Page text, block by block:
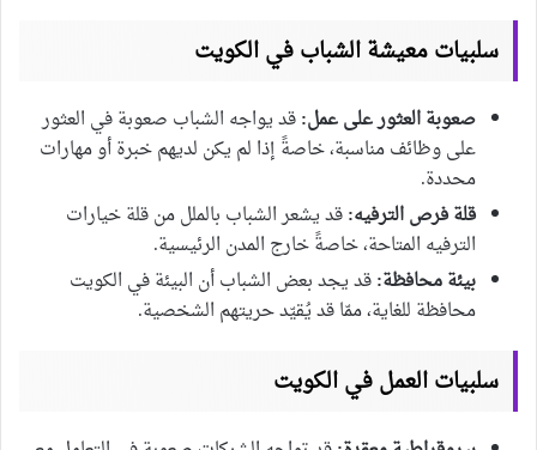
سلبيات معيشة الشباب في الكويت
صعوبة العثور على عمل:قد يواجه الشباب صعوبة في العثور
على وظائف مناسبة، خاصةً إذا لم يكن لديهم خبرة أو مهارات
محددة.
قلة فرص الترفيه:قد يشعر الشباب بالملل من قلة خيارات
الترفيه المتاحة، خاصةً خارج المدن الرئيسية.
بيئة محافظة:قد يجد بعض الشباب أن البيئة في الكويت
محافظة للغاية، ممّا قد يُقيّد حريتهم الشخصية.
سلبيات العمل في الكويت